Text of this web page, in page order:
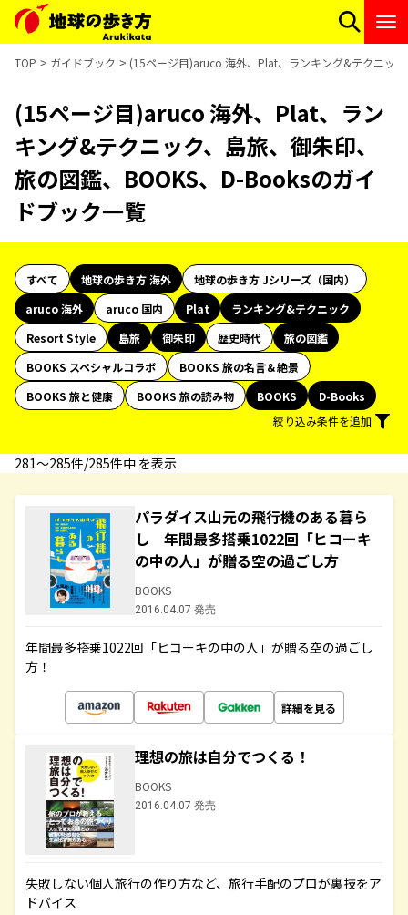
TOP ガイドブック (15ページ目)aruco 海外、Plat、ランキング&テクニッ
(15ページ目)aruco 海外、Plat、ラン
キング&テクニック、島旅、御朱印、
旅の図鑑、BOOKS、D-Booksのガイ
ドブック一覧
すべて 地球の歩き方 海外
地球の歩き方 Jシリーズ（国内）
aruco 海外
aruco 国内 Plat
ランキング&テクニック
Resort Style
島旅 御朱印 歴史時代
旅の図鑑
BOOKS スペシャルコラボ
BOOKS 旅の名言＆絶景
BOOKS 旅と健康
BOOKS 旅の読み物 BOOKS
D-Books
絞り込み条件を追加
281〜285件/285件中 を表示
パラダイス山元の飛行機のある暮ら
し 年間最多搭乗1022回「ヒコーキ
の中の人」が贈る空の過ごし方
BOOKS
2016.04.07 発売
年間最多搭乗1022回「ヒコーキの中の人」が贈る空の過ごし
方！
詳細を見る
理想の旅は自分でつくる！
BOOKS
2016.04.07 発売
失敗しない個人旅行の作り方など、旅行手配のプロが裏技をア
ドバイス